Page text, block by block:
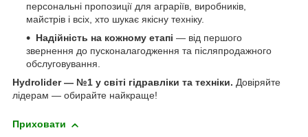
персональні пропозиції для аграріїв, виробників,
майстрів і всіх, хто шукає якісну техніку.
Надійність на кожному етапі — від першого
звернення до пусконалагодження та післяпродажного
обслуговування.
Hydrolider — №1 у світі гідравліки та техніки. Довіряйте
лідерам — обирайте найкраще!
Приховати